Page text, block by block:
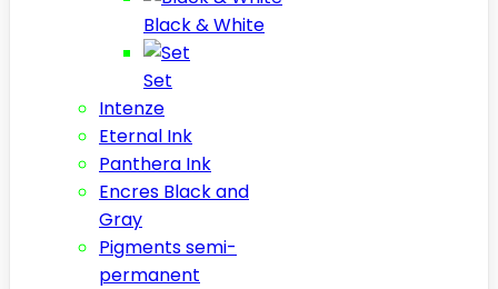
Black & White
Set
Intenze
Eternal Ink
Panthera Ink
Encres Black and
Gray
Pigments semi-
permanent